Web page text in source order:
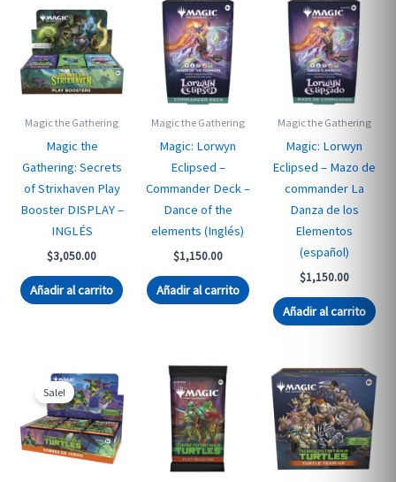
Magic the Gathering
Magic the
Gathering: Secrets
of Strixhaven Play
Booster DISPLAY –
INGLÉS
$3,050.00
Añadir al carrito
Magic the Gathering
Magic: Lorwyn
Eclipsed –
Commander Deck –
Dance of the
elements (Inglés)
$1,150.00
Añadir al carrito
Magic the Gathering
Magic: Lorwyn
Eclipsed – Mazo de
commander La
Danza de los
Elementos
(español)
$1,150.00
Añadir al carrito
Sale!